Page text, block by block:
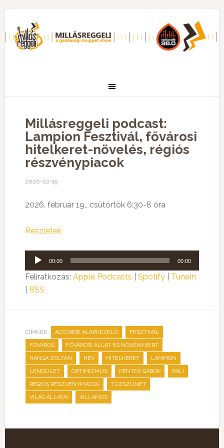
Millásreggeli podcast:
Lampion Fesztivál, fővárosi
hitelkeret-növelés, régiós
részvénypiacok
2026-02-19
2026. február 19., csütörtök 6:30-8 óra
Részletek
Audió
lejátszó
00:00 00:00
Feliratkozás: Apple Podcasts Spotify| TuneIn
RSS
CÍMKÉK: ACCORDE ALAPKEZELŐ , FESZTIVÁL ,
FŐVÁROS , FŐVÁROSI ÁLLAT ÉS NÖVÉNYKERT ,
HANGA ZOLTÁN , HÉV , HITELKERET , LAMPION ,
LENDÜLET , OPTIMIZMUS , PÉNTEK GÁBOR , RALI ,
RÉGIÓS RÉSZVÉNYPIACOK , TŰZSZÜNET ,
VILÁG ÁLLATAI , VILLAMOS